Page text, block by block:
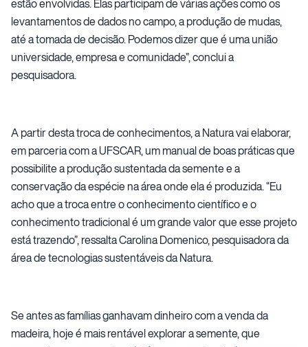
estão envolvidas. Elas participam de várias ações como os
levantamentos de dados no campo, a produção de mudas,
até a tomada de decisão. Podemos dizer que é uma união
universidade, empresa e comunidade”, conclui a
pesquisadora.
A partir desta troca de conhecimentos, a Natura vai elaborar,
em parceria com a UFSCAR, um manual de boas práticas que
possibilite a produção sustentada da semente e a
conservação da espécie na área onde ela é produzida. “Eu
acho que a troca entre o conhecimento científico e o
conhecimento tradicional é um grande valor que esse projeto
está trazendo”, ressalta Carolina Domenico, pesquisadora da
área de tecnologias sustentáveis da Natura.
Se antes as famílias ganhavam dinheiro com a venda da
madeira, hoje é mais rentável explorar a semente, que